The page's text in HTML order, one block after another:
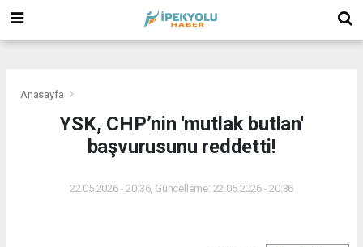
Anasayfa
YSK, CHP’nin 'mutlak butlan'
başvurusunu reddetti!
22.05.2026 - 20:36, Güncelleme: 22.05.2026 - 20:36